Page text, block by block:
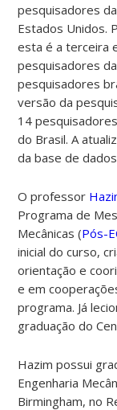
pesquisadores
Estados Unidos.
esta é a terceira
pesquisadores
pesquisadores
versão da
14
do Brasil. A
da base de
O professor
Programa de
Mecânicas (Pós-
inicial do curso,
orientação e
e em
programa. Já
graduação do
Hazim possui
Engenharia
Birmingham, no